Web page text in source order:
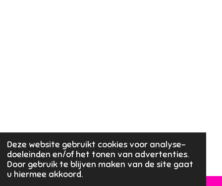
Deze website gebruikt cookies voor analyse-
doeleinden en/of het tonen van advertenties.
Door gebruik te blijven maken van de site gaat
u hiermee akkoord.